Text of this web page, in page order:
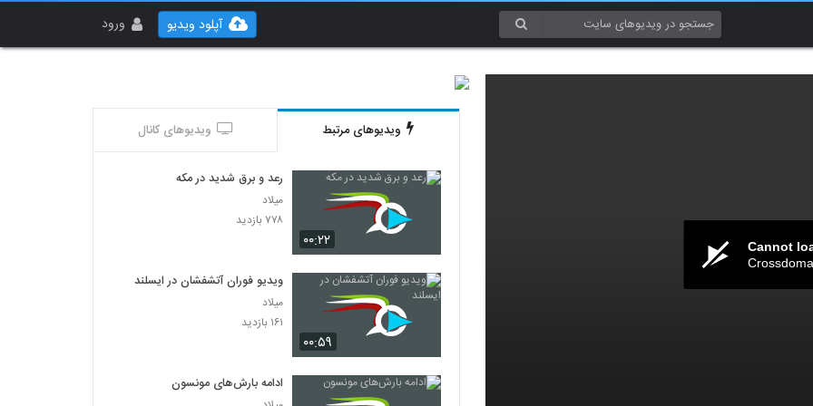
ورود آپلود ویدیو
Cannot
ویدیوهای مرتبط ویدیوهای کانال
۰۰:۲۲
رعد و برق شدید در مکه
میلاد
۷۷۸ بازدید
۰۰:۵۹
ویدیو فوران آتشفشان در ایسلند
میلاد
۱۶۱ بازدید
ادامه بارش‌های مونسون